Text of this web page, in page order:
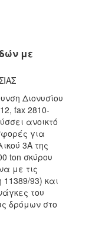
με
Διονυσίου
fax 2810-
ανοικτό
για
3Α της
ton σκύρου
με τις
93) και
του
δρόμων στο